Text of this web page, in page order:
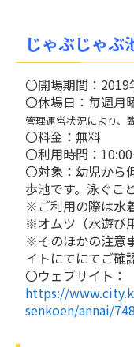
じゃぶじゃぶ
〇開場期間：2019
〇休場日：毎週月
管理運営状況により、
〇料金：無料
〇利用時間：
〇対象：幼児か
歩池です。泳ぐこ
※ご利用の際は水
※オムツ（水遊び
※そのほかの注意
イトにてにてご確
〇ウェブサイト：
https://
senkoen/annai/